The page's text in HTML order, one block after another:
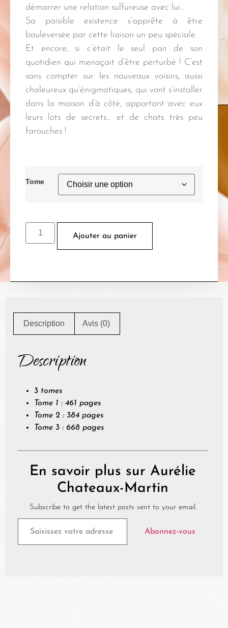
démarrer une relation sulfureuse avec lui…
Sa paisible existence s’apprête à être
bouleversée par cette liaison un peu spéciale.
Et encore, si c’était le seul pan de son
quotidien qui menaçait d’être perturbé ! C’est
sans compter sur les nouveaux voisins, aussi
chaleureux qu’énigmatiques, qui vont s’installer
dans la maison d’à côté, apportant avec eux
leurs lots de secrets… et de chats très peu
farouches !
Tome
Ajouter au panier
Description Avis (0)
Description
3 tomes
Tome 1 : 461 pages
Tome 2 : 384 pages
Tome 3 : 668 pages
En savoir plus sur Aurélie
Chateaux-Martin
Subscribe to get the latest posts sent to your email.
Abonnez-vous